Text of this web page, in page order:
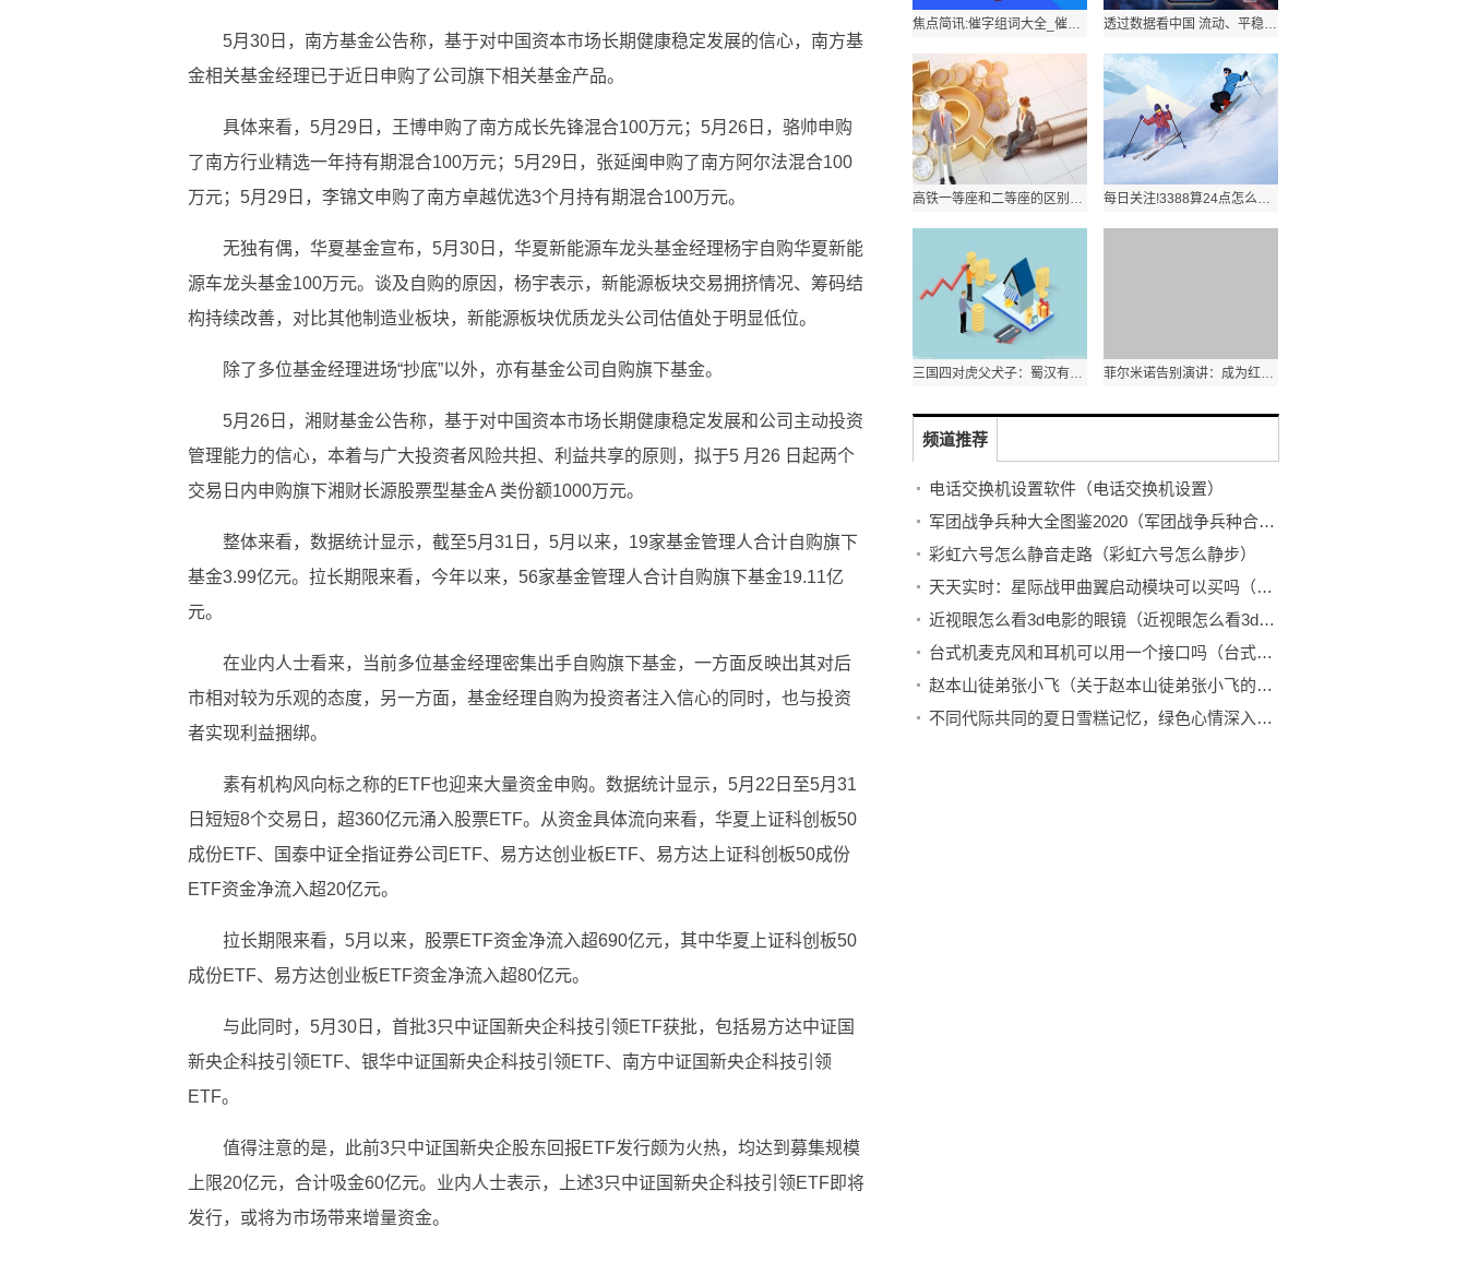
5月30日，南方基金公告称，基于对中国资本市场长期健康稳定发展的信心，南方基
金相关基金经理已于近日申购了公司旗下相关基金产品。
具体来看，5月29日，王博申购了南方成长先锋混合100万元；5月26日，骆帅申购
了南方行业精选一年持有期混合100万元；5月29日，张延闽申购了南方阿尔法混合100
万元；5月29日，李锦文申购了南方卓越优选3个月持有期混合100万元。
无独有偶，华夏基金宣布，5月30日，华夏新能源车龙头基金经理杨宇自购华夏新能
源车龙头基金100万元。谈及自购的原因，杨宇表示，新能源板块交易拥挤情况、筹码结
构持续改善，对比其他制造业板块，新能源板块优质龙头公司估值处于明显低位。
除了多位基金经理进场“抄底”以外，亦有基金公司自购旗下基金。
5月26日，湘财基金公告称，基于对中国资本市场长期健康稳定发展和公司主动投资
管理能力的信心，本着与广大投资者风险共担、利益共享的原则，拟于5 月26 日起两个
交易日内申购旗下湘财长源股票型基金A 类份额1000万元。
整体来看，数据统计显示，截至5月31日，5月以来，19家基金管理人合计自购旗下
基金3.99亿元。拉长期限来看，今年以来，56家基金管理人合计自购旗下基金19.11亿
元。
在业内人士看来，当前多位基金经理密集出手自购旗下基金，一方面反映出其对后
市相对较为乐观的态度，另一方面，基金经理自购为投资者注入信心的同时，也与投资
者实现利益捆绑。
素有机构风向标之称的ETF也迎来大量资金申购。数据统计显示，5月22日至5月31
日短短8个交易日，超360亿元涌入股票ETF。从资金具体流向来看，华夏上证科创板50
成份ETF、国泰中证全指证券公司ETF、易方达创业板ETF、易方达上证科创板50成份
ETF资金净流入超20亿元。
拉长期限来看，5月以来，股票ETF资金净流入超690亿元，其中华夏上证科创板50
成份ETF、易方达创业板ETF资金净流入超80亿元。
与此同时，5月30日，首批3只中证国新央企科技引领ETF获批，包括易方达中证国
新央企科技引领ETF、银华中证国新央企科技引领ETF、南方中证国新央企科技引领
ETF。
值得注意的是，此前3只中证国新央企股东回报ETF发行颇为火热，均达到募集规模
上限20亿元，合计吸金60亿元。业内人士表示，上述3只中证国新央企科技引领ETF即将
发行，或将为市场带来增量资金。
焦点简讯:催字组词大全_催字组词 透过数据看中国 流动、平稳、新高成为发展关键词|信息
高铁一等座和二等座的区别河北_高铁一等座和二等座的区别 每日关注!3388算24点怎么算式小学_3388算24点
三国四对虎父犬子：蜀汉有两对，东吴曹魏各有一对！ 菲尔米诺告别演讲：成为红军一员是我的荣幸 未想过取得如此成就 今热点
频道推荐
电话交换机设置软件（电话交换机设置）
军团战争兵种大全图鉴2020（军团战争兵种合成大全）-环球观点
彩虹六号怎么静音走路（彩虹六号怎么静步）
天天实时：星际战甲曲翼启动模块可以买吗（星际战甲曲翼启动模块）
近视眼怎么看3d电影的眼镜（近视眼怎么看3d）-世界独家
台式机麦克风和耳机可以用一个接口吗（台式机耳机和麦克风怎么通用一个插孔） 环球新视野
赵本山徒弟张小飞（关于赵本山徒弟张小飞的介绍）
不同代际共同的夏日雪糕记忆，绿色心情深入终端打造儿童节“回忆莎”